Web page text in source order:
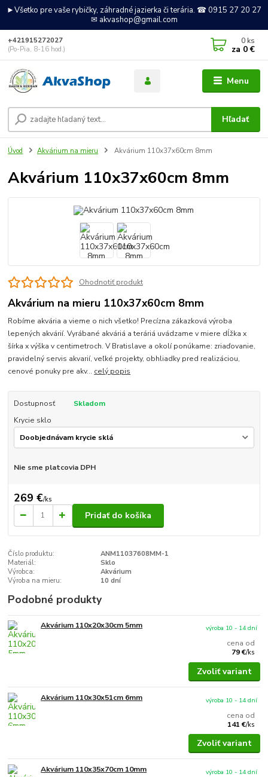
►Všetko pre vaše rybičky, záhradné jazierka či terária. ☎ 0915 27 20 27
✉ akvashop@gmail.com
Menu
Hľadať
+421915272027
(Po-Pia, 8-16 hod.)
0 ks
za 0 €
Úvod Akvárium na mieru Akvárium 110x37x60cm 8mm
Akvárium 110x37x60cm 8mm
Ohodnotiť produkt
Akvárium na mieru 110x37x60cm 8mm
Robíme akvária a vieme o nich všetko! Precízna zákazková výroba
lepených akvárií. Vyrábané akváriá a teráriá uvádzame v miere dĺžka x
šírka x výška v centimetroch. V Bratislave a okolí ponúkame: zriaďovanie,
pravidelný servis akvarií, veľké projekty, obhliadky pred realizáciou,
cenové ponuky pre akv... celý popis
Dostupnosť
Skladom
Krycie sklo
Nie sme platcovia DPH
269 €/ks
Pridať do košíka
Číslo produktu:
ANM11037608MM-1
Materiál:
Sklo
Výrobca:
Akvárium
Výroba na mieru:
10 dní
Podobné produkty
Akvárium 110x20x30cm 5mm
cena od
79 €/ks
výroba 10 - 14 dní
Zvoliť variant
Akvárium 110x30x51cm 6mm
cena od
141 €/ks
výroba 10 - 14 dní
Zvoliť variant
Akvárium 110x35x70cm 10mm
výroba 10 - 14 dní